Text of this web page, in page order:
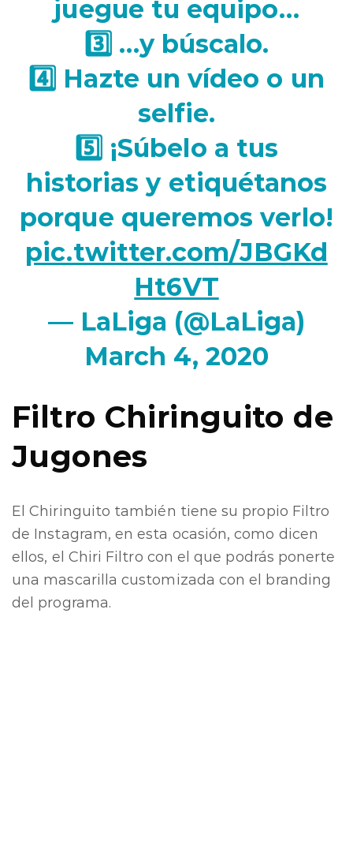
juegue tu equipo…
3️⃣ …y búscalo.
4️⃣ Hazte un vídeo o un
selfie.
5️⃣ ¡Súbelo a tus
historias y etiquétanos
porque queremos verlo!
pic.twitter.com/JBGKd
Ht6VT
— LaLiga (@LaLiga)
March 4, 2020
Filtro Chiringuito de
Jugones
El Chiringuito también tiene su propio Filtro
de Instagram, en esta ocasión, como dicen
ellos, el Chiri Filtro con el que podrás ponerte
una mascarilla customizada con el branding
del programa.